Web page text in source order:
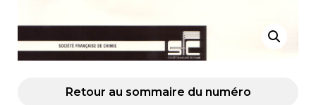
Retour au sommaire du numéro